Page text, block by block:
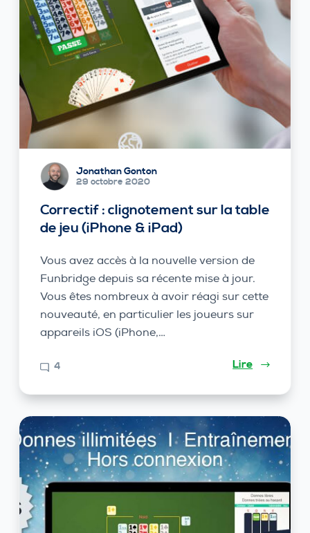
Jonathan Gonton
29 octobre 2020
Correctif : clignotement sur la table
de jeu (iPhone & iPad)
Vous avez accès à la nouvelle version de
Funbridge depuis sa récente mise à jour.
Vous êtes nombreux à avoir réagi sur cette
nouveauté, en particulier les joueurs sur
appareils iOS (iPhone,…
4 Lire